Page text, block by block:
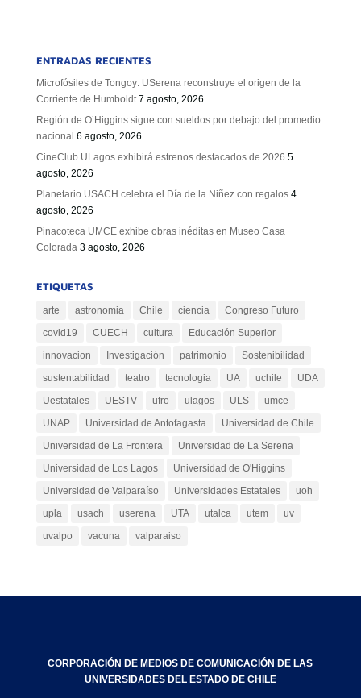
ENTRADAS RECIENTES
Microfósiles de Tongoy: USerena reconstruye el origen de la
Corriente de Humboldt 7 agosto, 2026
Región de O’Higgins sigue con sueldos por debajo del promedio
nacional 6 agosto, 2026
CineClub ULagos exhibirá estrenos destacados de 2026 5
agosto, 2026
Planetario USACH celebra el Día de la Niñez con regalos 4
agosto, 2026
Pinacoteca UMCE exhibe obras inéditas en Museo Casa
Colorada 3 agosto, 2026
ETIQUETAS
arte astronomia Chile ciencia
Congreso Futuro
covid19
CUECH cultura
Educación Superior
innovacion
Investigación patrimonio
Sostenibilidad
sustentabilidad
teatro tecnologia UA uchile
UDA
Uestatales
UESTV ufro ulagos ULS
umce
UNAP
Universidad de Antofagasta
Universidad de Chile
Universidad de La Frontera
Universidad de La Serena
Universidad de Los Lagos
Universidad de O'Higgins
Universidad de Valparaíso
Universidades Estatales
uoh
upla
usach userena UTA utalca utem
uv
uvalpo
vacuna valparaiso
CORPORACIÓN DE MEDIOS DE COMUNICACIÓN DE LAS
UNIVERSIDADES DEL ESTADO DE CHILE